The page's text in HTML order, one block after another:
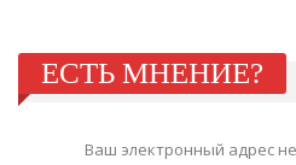
ЕСТЬ МНЕНИЕ?
Ваш электронный адрес